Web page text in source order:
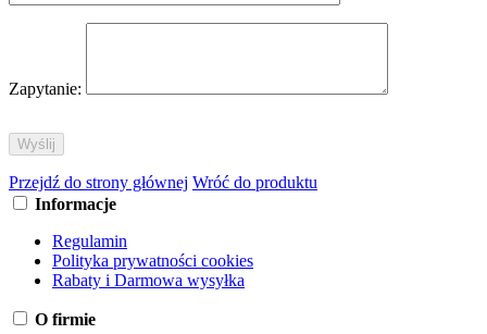
Zapytanie:
Przejdź do strony głównej Wróć do produktu
Informacje
Regulamin
Polityka prywatności cookies
Rabaty i Darmowa wysyłka
O firmie